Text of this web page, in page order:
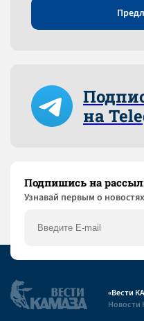
на
Подпишись на
Узнaвай первым о
«Вести
Новости